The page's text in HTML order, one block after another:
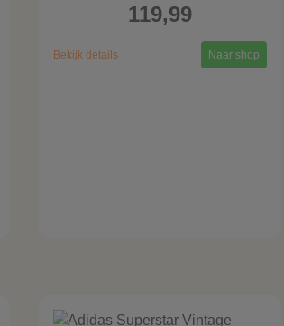
119,99
Bekijk details Naar shop